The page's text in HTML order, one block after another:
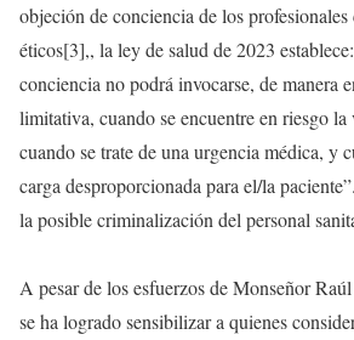
objeción de conciencia de los
éticos[3],, la ley de salud de 2023
conciencia no podrá invocarse, de manera
limitativa, cuando se encuentre en riesgo
cuando se trate de una urgencia médica, y
carga desproporcionada para el/la
la posible criminalización del personal
A pesar de los esfuerzos de Monseñor
se ha logrado sensibilizar a quienes